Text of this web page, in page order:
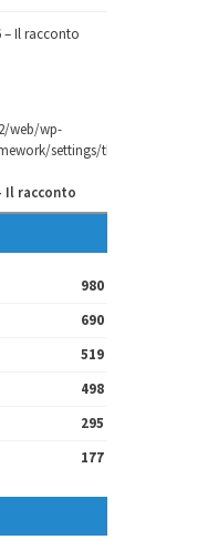
– Il racconto
web/wp-
settings/theme-
Il racconto
980
690
519
498
295
177